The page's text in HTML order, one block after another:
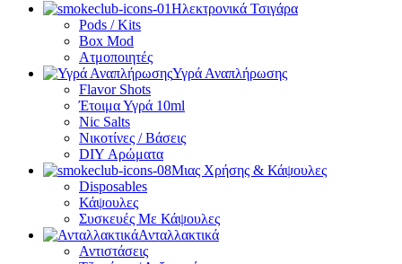
Ηλεκτρονικά Τσιγάρα
Pods / Kits
Box Mod
Ατμοποιητές
Υγρά Αναπλήρωσης
Flavor Shots
Έτοιμα Υγρά 10ml
Nic Salts
Νικοτίνες / Βάσεις
DIY Αρώματα
Μιας Χρήσης & Κάψουλες
Disposables
Κάψουλες
Συσκευές Με Κάψουλες
Ανταλλακτικά
Αντιστάσεις